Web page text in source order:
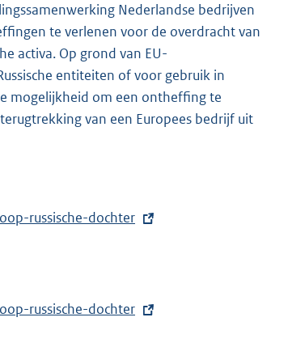
Nederlandse bedrijven
te verlenen voor de overdracht van
activa. Op grond van EU-
entiteiten of voor gebruik in
mogelijkheid om een ontheffing te
van een Europees bedrijf uit
russische-dochter
russische-dochter